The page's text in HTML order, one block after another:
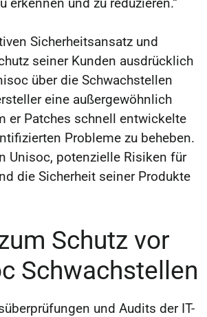
und zu reduzieren.“
Sicherheitsansatz und
seiner Kunden ausdrücklich
über die Schwachstellen
eine außergewöhnlich
er Patches schnell entwickelte
Probleme zu beheben.
Unisoc, potenzielle Risiken für
die Sicherheit seiner Produkte
Schutz vor
Schwachstellen
und Audits der IT-